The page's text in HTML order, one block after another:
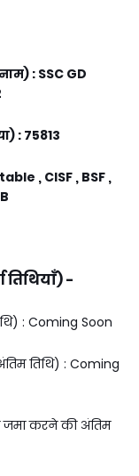
: SSC GD
: 75813
, CISF , BSF ,
-
: Coming Soon
तिथि) : Coming
करने की अंतिम